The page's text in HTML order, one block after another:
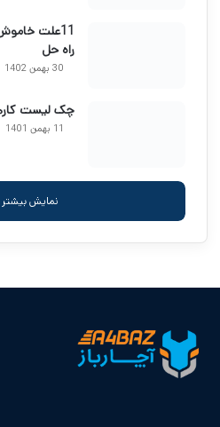
11علت
راه حل
30 بهمن 1402
چک لیست
11 بهمن 1401
نمایش بیشتر